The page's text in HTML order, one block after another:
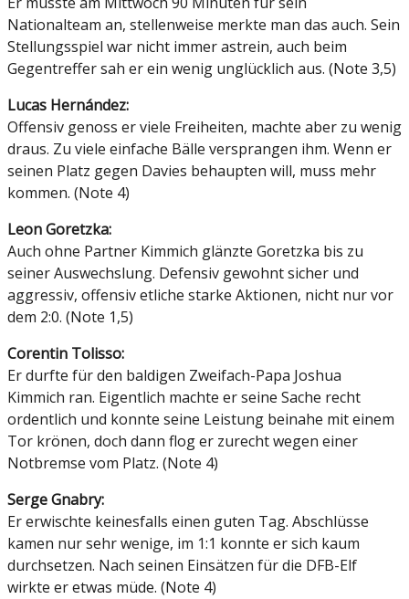
Nationalteam an, stellenweise merkte man das auch. Sein
Stellungsspiel war nicht immer astrein, auch beim
Gegentreffer sah er ein wenig unglücklich aus. (Note 3,5)
Lucas Hernández:
Offensiv genoss er viele Freiheiten, machte aber zu wenig
draus. Zu viele einfache Bälle versprangen ihm. Wenn er
seinen Platz gegen Davies behaupten will, muss mehr
kommen. (Note 4)
Leon Goretzka:
Auch ohne Partner Kimmich glänzte Goretzka bis zu
seiner Auswechslung. Defensiv gewohnt sicher und
aggressiv, offensiv etliche starke Aktionen, nicht nur vor
dem 2:0. (Note 1,5)
Corentin Tolisso:
Er durfte für den baldigen Zweifach-Papa Joshua
Kimmich ran. Eigentlich machte er seine Sache recht
ordentlich und konnte seine Leistung beinahe mit einem
Tor krönen, doch dann flog er zurecht wegen einer
Notbremse vom Platz. (Note 4)
Serge Gnabry:
Er erwischte keinesfalls einen guten Tag. Abschlüsse
kamen nur sehr wenige, im 1:1 konnte er sich kaum
durchsetzen. Nach seinen Einsätzen für die DFB-Elf
wirkte er etwas müde. (Note 4)